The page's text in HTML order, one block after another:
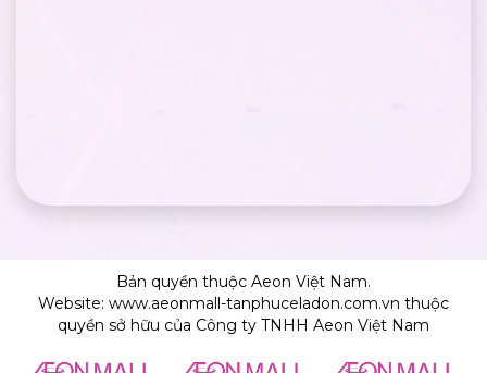
Bản quyền thuộc Aeon Việt Nam.
Website: www.aeonmall-tanphuceladon.com.vn thuộc
quyền sở hữu của Công ty TNHH Aeon Việt Nam